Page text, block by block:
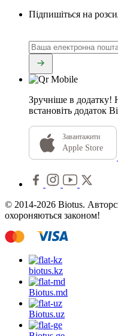
Підпишіться на
Зручніше в додатку!
встановіть додаток
Завантажити
Apple Store
© 2014-2026 Biotus.
охороняються законом!
biotus.kz
Biotus.md
Biotus.uz